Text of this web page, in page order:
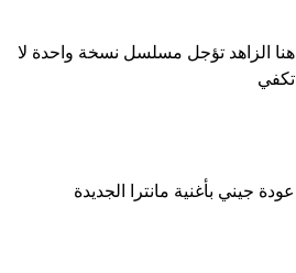
هنا الزاهد تؤجل مسلسل نسخة واحدة لا
تكفي
عودة جيني بأغنية مانترا الجديدة